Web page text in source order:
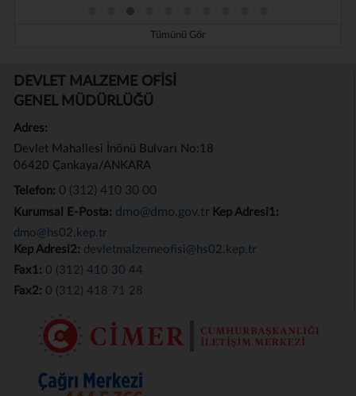
Tümünü Gör
DEVLET MALZEME OFİSİ
GENEL MÜDÜRLÜĞÜ
Adres:
Devlet Mahallesi İnönü Bulvarı No:18
06420 Çankaya/ANKARA
Telefon: 0 (312) 410 30 00
Kurumsal E-Posta: dmo@dmo.gov.tr Kep Adresi1:
dmo@hs02.kep.tr
Kep Adresi2: devletmalzemeofisi@hs02.kep.tr
Fax1: 0 (312) 410 30 44
Fax2: 0 (312) 418 71 28